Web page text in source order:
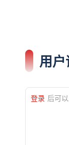
用
登录 后可